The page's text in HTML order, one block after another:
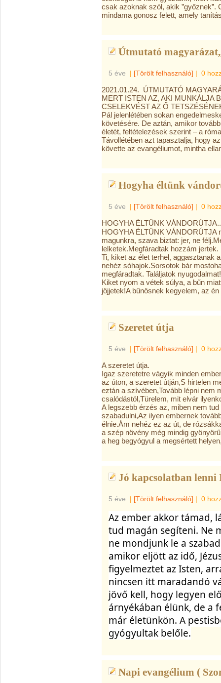
csak azoknak szól, akik ”győznek”.
mindama gonosz felett, amely
Útmutató
5 éve | [Törölt felhasználó] | 0
2021.01.24. ÚTMUTATÓ
MERT ISTEN AZ, AKI MUNKÁLJA
CSELEKVÉST AZ Ő
Pál jelenlétében sokan
követésére. De aztán, amikor
életét, feltételezések szerint – a
Távollétében azt tapasztalja, hogy
követte az evangéliumot, mintha
Hogyha éltünk
5 éve | [Törölt felhasználó] | 0
HOGYHA ÉLTÜNK
HOGYHA ÉLTÜNK VÁNDORÚTJA
magunkra, szava biztat: jer, ne
lelketek.Megfáradtak hozzám
Ti, kiket az élet terhel, aggasztanak
nehéz sóhajok.Sorsotok bár
megfáradtak. Találjatok nyugodalmat!
Kiket nyom a vétek súlya, a bűn
jöjjetek!A bűnösnek kegyelem, az
Szeretet útja
5 éve | [Törölt felhasználó] | 0
A szeretet útja.
Igaz szeretetre vágyik minden
az úton, a szeretet útján,S hirtelen
eztán a szívében,Tovább lépni nem
csalódástól,Türelem, mit elvár
A legszebb érzés az, miben nem
szabadulni,Az ilyen embernek
élnie.Ám nehéz ez az út, de
a szép növény még mindig
a heg begyógyul a megsértett
Jó kapcsolatban lenni
5 éve | [Törölt felhasználó] | 0
Az ember akkor támad,
tud magán segíteni. Ne
ne mondjunk le a
amikor eljött az idő,
figyelmeztet az Isten,
nincsen itt maradandó
jövő kell, hogy legyen
árnyékában élünk, de a
már életünkön. A
gyógyultak belőle.
Napi evangélium (